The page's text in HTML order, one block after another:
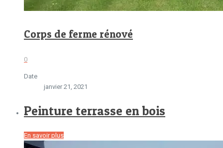
Corps de ferme rénové
0
Date
janvier 21, 2021
Peinture terrasse en bois
En savoir plus